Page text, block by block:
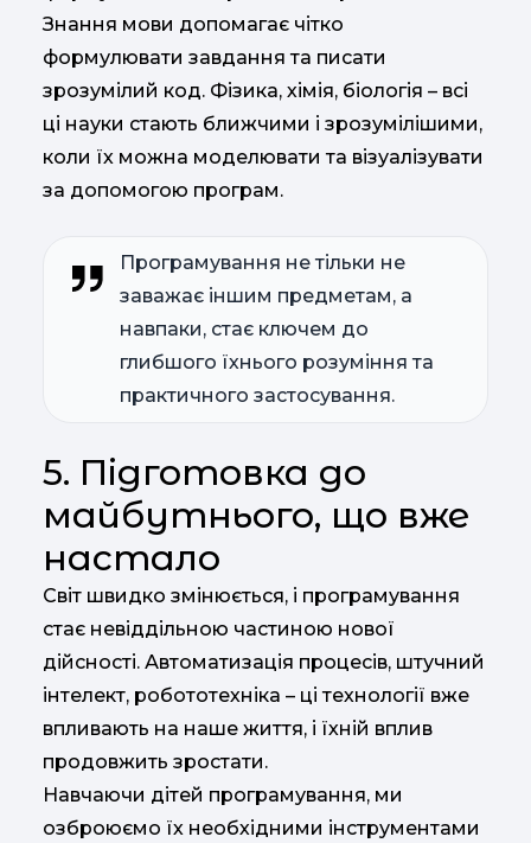
Знання мови допомагає чітко
формулювати завдання та писати
зрозумілий код. Фізика, хімія, біологія – всі
ці науки стають ближчими і зрозумілішими,
коли їх можна моделювати та візуалізувати
за допомогою програм.
Програмування не тільки не
заважає іншим предметам, а
навпаки, стає ключем до
глибшого їхнього розуміння та
практичного застосування.
5. Підготовка до
майбутнього, що вже
настало
Світ швидко змінюється, і програмування
стає невіддільною частиною нової
дійсності. Автоматизація процесів, штучний
інтелект, робототехніка – ці технології вже
впливають на наше життя, і їхній вплив
продовжить зростати.
Навчаючи дітей програмування, ми
озброюємо їх необхідними інструментами